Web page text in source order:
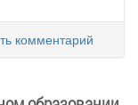
комментарий